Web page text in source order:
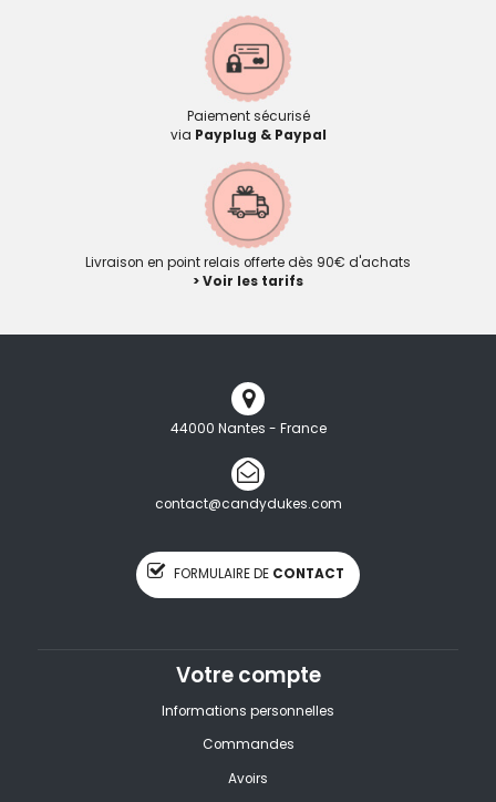
Paiement sécurisé
via Payplug & Paypal
Livraison en point relais offerte dès 90€ d'achats
> Voir les tarifs
44000 Nantes - France
contact@candydukes.com
FORMULAIRE DE CONTACT
Votre compte
Informations personnelles
Commandes
Avoirs